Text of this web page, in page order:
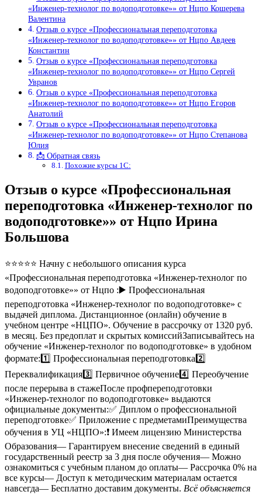
«Инженер-технолог по водоподготовке»» от Нцпо Кошерева
Валентина
Отзыв о курсе «Профессиональная переподготовка
«Инженер-технолог по водоподготовке»» от Нцпо Авдеев
Константин
Отзыв о курсе «Профессиональная переподготовка
«Инженер-технолог по водоподготовке»» от Нцпо Сергей
Увранов
Отзыв о курсе «Профессиональная переподготовка
«Инженер-технолог по водоподготовке»» от Нцпо Егоров
Анатолий
Отзыв о курсе «Профессиональная переподготовка
«Инженер-технолог по водоподготовке»» от Нцпо Степанова
Юлия
📩 Обратная связь
Похожие курсы 1С:
Отзыв о курсе «Профессиональная
переподготовка «Инженер-технолог по
водоподготовке»» от Нцпо Ирина
Большова
⭐⭐⭐⭐⭐ Начну с небольшого описания курса
«Профессиональная переподготовка «Инженер-технолог по
водоподготовке»» от Нцпо :▶️ Профессиональная
переподготовка «Инженер-технолог по водоподготовке» с
выдачей диплома. Дистанционное (онлайн) обучение в
учебном центре «НЦПО». Обучение в рассрочку от 1320 руб.
в месяц. Без предоплат и скрытых комиссийЗаписывайтесь на
обучение «Инженер-технолог по водоподготовке» в удобном
формате:1️⃣ Профессиональная переподготовка2️⃣
Переквалификация3️⃣ Первичное обучение4️⃣ Переобучение
после перерыва в стажеПосле профпереподготовки
«Инженер-технолог по водоподготовке» выдаются
официальные документы:✅ Диплом о профессиональной
переподготовке✅ Приложение с предметамиПреимущества
обучения в УЦ «НЦПО»:❗️ Имеем лицензию Министерства
Образования— Гарантируем внесение сведений в единый
государственный реестр за 3 дня после обучения— Можно
ознакомиться с учебным планом до оплаты— Рассрочка 0% на
все курсы— Доступ к методическим материалам остается
навсегда— Бесплатно доставим документы. Всё объясняется